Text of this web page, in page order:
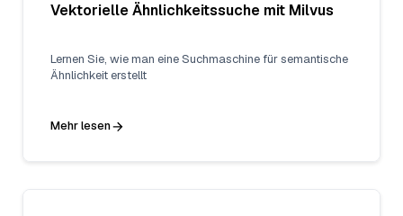
Vektorielle Ähnlichkeitssuche mit Milvus
Lernen Sie, wie man eine Suchmaschine für semantische
Ähnlichkeit erstellt
Mehr lesen